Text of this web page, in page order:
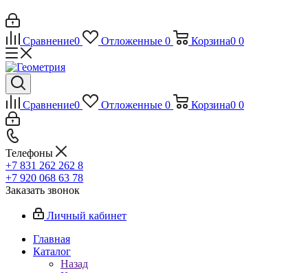
Сравнение0 Отложенные 0 Корзина0 0
Сравнение0 Отложенные 0 Корзина0 0
Телефоны
+7 831 262 262 8
+7 920 068 63 78
Заказать звонок
Личный кабинет
Главная
Каталог
Назад